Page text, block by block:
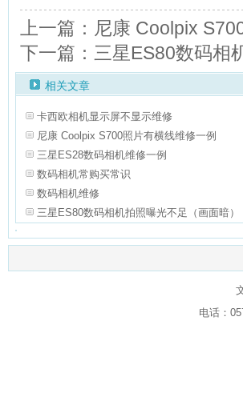
上一篇：尼康 Coolpix
下一篇：三星ES80数码相
相关文章
卡西欧相机显示屏不显示维修
尼康 Coolpix S700照片有横线维修一例
三星ES28数码相机维修一例
数码相机常购买常识
数码相机维修
三星ES80数码相机拍照曝光不足（画面暗）
电话：